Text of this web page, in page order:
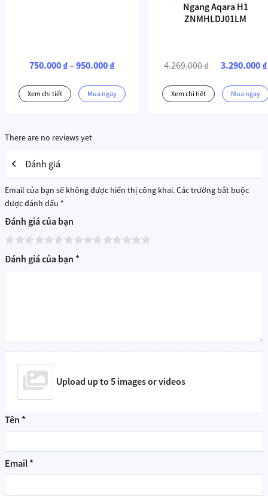
Động cơ rèm kéo ngang Aqara C3 ZNCLDJ01LM
750.000 ₫– 950.000 ₫Khoảng
từ
750.000 ₫
đến
Xem chi tiết Mua ngay
Ngang Aqara H1
ZNMHLDJ01LM
4.269.000₫
Giá
là:
4.269.000 ₫.
3.290.000 ₫
Xem chi tiết Mua ngay
Đánh giá
There are no reviews yet
Email của bạn sẽ không được hiển thị công khai.Các trường bắt buộc
được đánh dấu *
Đánh giá của bạn
Đánh giá của bạn *
Upload up to 5 images or videos
Tên *
Email *